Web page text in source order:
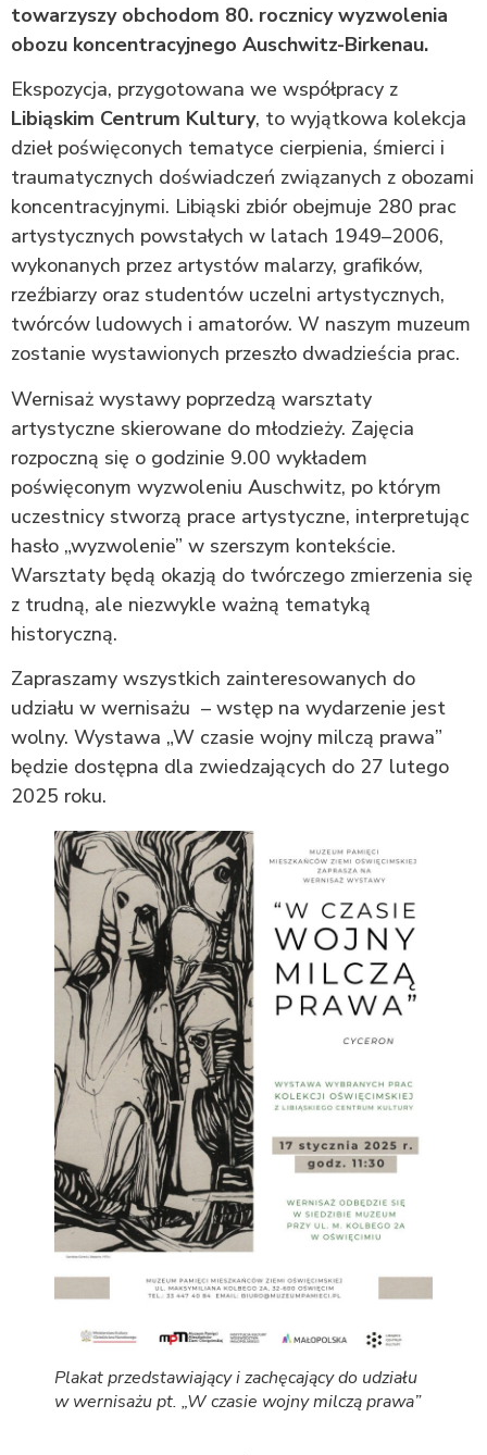
towarzyszy obchodom 80. rocznicy wyzwolenia
obozu koncentracyjnego Auschwitz-Birkenau.
Ekspozycja, przygotowana we współpracy z
Libiąskim Centrum Kultury, to wyjątkowa kolekcja
dzieł poświęconych tematyce cierpienia, śmierci i
traumatycznych doświadczeń związanych z obozami
koncentracyjnymi. Libiąski zbiór obejmuje 280 prac
artystycznych powstałych w latach 1949–2006,
wykonanych przez artystów malarzy, grafików,
rzeźbiarzy oraz studentów uczelni artystycznych,
twórców ludowych i amatorów. W naszym muzeum
zostanie wystawionych przeszło dwadzieścia prac.
Wernisaż wystawy poprzedzą warsztaty
artystyczne skierowane do młodzieży. Zajęcia
rozpoczną się o godzinie 9.00 wykładem
poświęconym wyzwoleniu Auschwitz, po którym
uczestnicy stworzą prace artystyczne, interpretując
hasło „wyzwolenie” w szerszym kontekście.
Warsztaty będą okazją do twórczego zmierzenia się
z trudną, ale niezwykle ważną tematyką
historyczną.
Zapraszamy wszystkich zainteresowanych do
udziału w wernisażu – wstęp na wydarzenie jest
wolny. Wystawa „W czasie wojny milczą prawa”
będzie dostępna dla zwiedzających do 27 lutego
2025 roku.
Plakat przedstawiający i zachęcający do udziału
w wernisażu pt. „W czasie wojny milczą prawa”